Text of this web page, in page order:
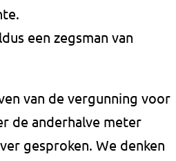
een zegsman van
van de vergunning voor
de anderhalve meter
gesproken. We denken